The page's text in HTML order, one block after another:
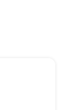
e respeitar
para fins
a